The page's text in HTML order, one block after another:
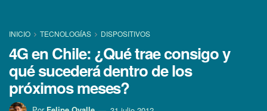
INICIO TECNOLOGÍ­AS DISPOSITIVOS
4G en Chile: ¿Qué trae consigo y
qué sucederá dentro de los
próximos meses?